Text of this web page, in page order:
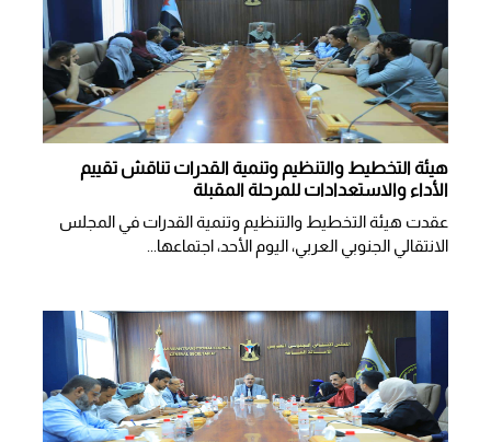
هيئة التخطيط والتنظيم وتنمية القدرات تناقش تقييم
الأداء والاستعدادات للمرحلة المقبلة
عقدت هيئة التخطيط والتنظيم وتنمية القدرات في المجلس
الانتقالي الجنوبي العربي، اليوم الأحد، اجتماعها...